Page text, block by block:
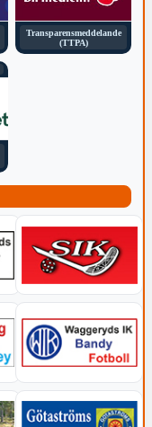
Transparensmeddelande
(TTPA)